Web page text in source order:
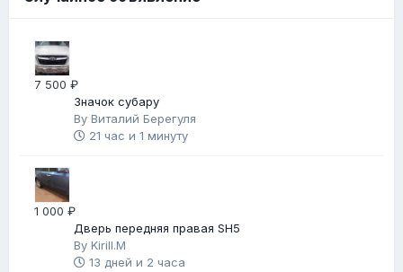
7 500 ₽
Значок субару
By Виталий Берегуля
21 час и 1 минуту
1 000 ₽
Дверь передняя правая SH5
By Kirill.M
13 дней и 2 часа